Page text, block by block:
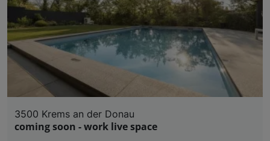
3500 Krems an der Donau
coming soon - work live space
Verwendung genauer Standortdaten.
Zugriff auf Informationen auf einem Endgerät.
und der Performance von Inhalten,
Liste der Partner (Lieferanten)